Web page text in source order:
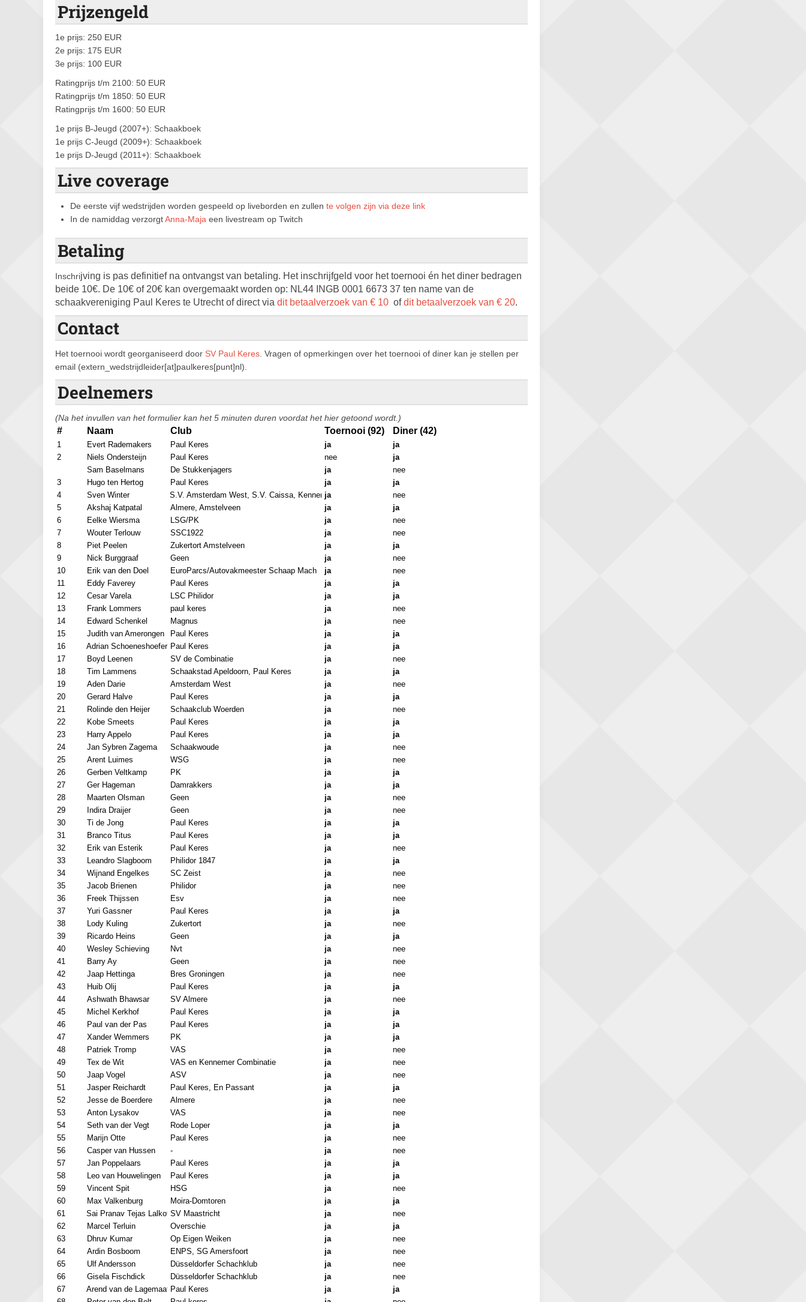
Prijzengeld
1e prijs: 250 EUR
2e prijs: 175 EUR
3e prijs: 100 EUR
Ratingprijs t/m 2100: 50 EUR
Ratingprijs t/m 1850: 50 EUR
Ratingprijs t/m 1600: 50 EUR
1e prijs B-Jeugd (2007+): Schaakboek
1e prijs C-Jeugd (2009+): Schaakboek
1e prijs D-Jeugd (2011+): Schaakboek
Live coverage
De eerste vijf wedstrijden worden gespeeld op liveborden en zullen te volgen zijn via deze link
In de namiddag verzorgtAnna-Maja een livestream op Twitch
Betaling
Inschrijving is pas definitief na ontvangst van betaling. Het inschrijfgeld voor het toernooi én het diner bedragen
beide 10€. De 10€ of 20€ kan overgemaakt worden op: NL44 INGB 0001 6673 37 ten name van de
schaakvereniging Paul Keres te Utrecht of direct via dit betaalverzoek van € 10 ofdit betaalverzoek van € 20.
Contact
Het toernooi wordt georganiseerd door SV Paul Keres . Vragen of opmerkingen over het toernooi of diner kan je stellen per
email (extern_wedstrijdleider[at]paulkeres[punt]nl).
Deelnemers
(Na het invullen van het formulier kan het 5 minuten duren voordat het hier getoond wordt.)